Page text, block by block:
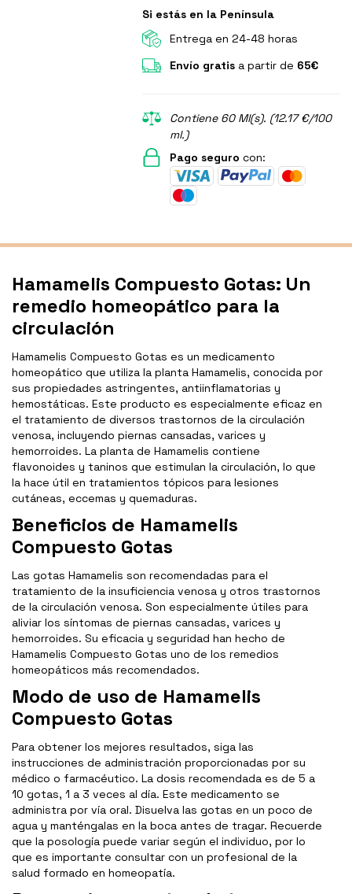
Si estás en la Península
Entrega en 24-48 horas
Envío gratis a partir de 65€
Contiene 60 Ml(s). (12.17 €/100
ml.)
Pago seguro con:
Hamamelis Compuesto Gotas: Un
remedio homeopático para la
circulación
Hamamelis Compuesto Gotas es un medicamento
homeopático que utiliza la planta Hamamelis, conocida por
sus propiedades astringentes, antiinflamatorias y
hemostáticas. Este producto es especialmente eficaz en
el tratamiento de diversos trastornos de la circulación
venosa, incluyendo piernas cansadas, varices y
hemorroides. La planta de Hamamelis contiene
flavonoides y taninos que estimulan la circulación, lo que
la hace útil en tratamientos tópicos para lesiones
cutáneas, eccemas y quemaduras.
Beneficios de Hamamelis
Compuesto Gotas
Las gotas Hamamelis son recomendadas para el
tratamiento de la insuficiencia venosa y otros trastornos
de la circulación venosa. Son especialmente útiles para
aliviar los síntomas de piernas cansadas, varices y
hemorroides. Su eficacia y seguridad han hecho de
Hamamelis Compuesto Gotas uno de los remedios
homeopáticos más recomendados.
Modo de uso de Hamamelis
Compuesto Gotas
Para obtener los mejores resultados, siga las
instrucciones de administración proporcionadas por su
médico o farmacéutico. La dosis recomendada es de 5 a
10 gotas, 1 a 3 veces al día. Este medicamento se
administra por vía oral. Disuelva las gotas en un poco de
agua y manténgalas en la boca antes de tragar. Recuerde
que la posología puede variar según el individuo, por lo
que es importante consultar con un profesional de la
salud formado en homeopatía.